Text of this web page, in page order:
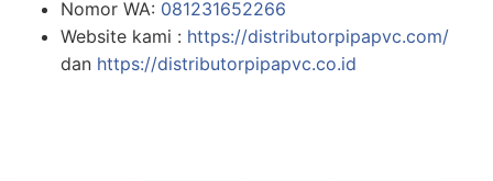
Nomor WA: 081231652266
Website kami : https://distributorpipapvc.com/
dan https://distributorpipapvc.co.id